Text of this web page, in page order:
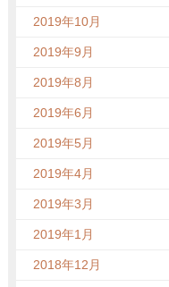
2019年10月
2019年9月
2019年8月
2019年6月
2019年5月
2019年4月
2019年3月
2019年1月
2018年12月